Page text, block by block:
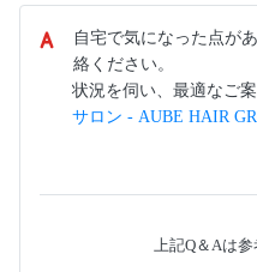
自宅で気になった点が
絡ください。
状況を伺い、最適なご
サロン - AUBE HAIR
上記Q＆Aは